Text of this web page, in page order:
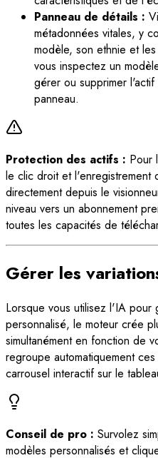
Panneau de détails :
métadonnées vitales, y
modèle, son ethnie et
vous inspectez un
gérer ou supprimer
panneau.
Protection des actifs : Pour
le clic droit et l'enregistrement
directement depuis le
niveau vers un abonnement
toutes les capacités de
Gérer les
Lorsque vous utilisez l'IA pour
personnalisé, le moteur crée
simultanément en fonction de
regroupe automatiquement
carrousel interactif sur le
Conseil de pro : Survolez
modèles personnalisés et